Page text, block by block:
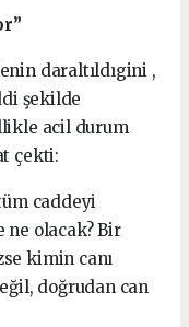
daraltıldıgini ,
şekilde
acil durum
çekti:
caddeyi
olacak? Bir
kimin canı
doğrudan can